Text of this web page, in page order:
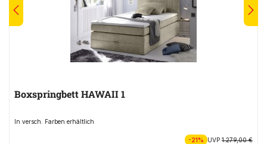
Boxspringbett HAWAII 1
In versch. Farben erhältlich
-21% UVP1.279,00 €